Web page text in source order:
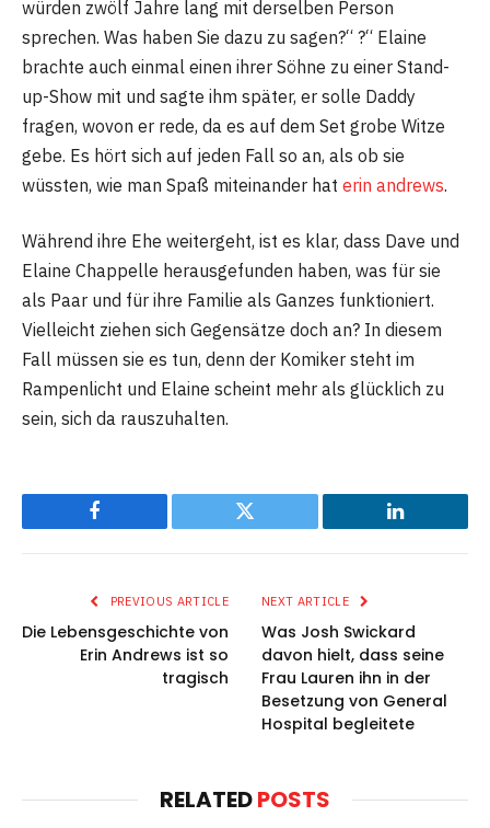
würden zwölf Jahre lang mit derselben Person
sprechen. Was haben Sie dazu zu sagen?“ ?“ Elaine
brachte auch einmal einen ihrer Söhne zu einer Stand-
up-Show mit und sagte ihm später, er solle Daddy
fragen, wovon er rede, da es auf dem Set grobe Witze
gebe. Es hört sich auf jeden Fall so an, als ob sie
wüssten, wie man Spaß miteinander hat erin andrews.
Während ihre Ehe weitergeht, ist es klar, dass Dave und
Elaine Chappelle herausgefunden haben, was für sie
als Paar und für ihre Familie als Ganzes funktioniert.
Vielleicht ziehen sich Gegensätze doch an? In diesem
Fall müssen sie es tun, denn der Komiker steht im
Rampenlicht und Elaine scheint mehr als glücklich zu
sein, sich da rauszuhalten.
Facebook Twitter LinkedIn
PREVIOUS ARTICLE
Die Lebensgeschichte von
Erin Andrews ist so
tragisch
NEXT ARTICLE
Was Josh Swickard
davon hielt, dass seine
Frau Lauren ihn in der
Besetzung von General
Hospital begleitete
RELATEDPOSTS